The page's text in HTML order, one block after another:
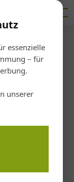
essenzielle
– für
unserer09:52 Uhr
eine neue
An den dafür
4, für deren